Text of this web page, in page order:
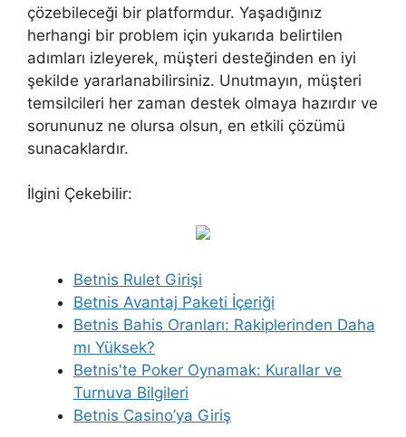
çözebileceği bir platformdur. Yaşadığınız
herhangi bir problem için yukarıda belirtilen
adımları izleyerek, müşteri desteğinden en iyi
şekilde yararlanabilirsiniz. Unutmayın, müşteri
temsilcileri her zaman destek olmaya hazırdır ve
sorununuz ne olursa olsun, en etkili çözümü
sunacaklardır.
İlgini Çekebilir:
Betnis Rulet Girişi
Betnis Avantaj Paketi İçeriği
Betnis Bahis Oranları: Rakiplerinden Daha
mı Yüksek?
Betnis'te Poker Oynamak: Kurallar ve
Turnuva Bilgileri
Betnis Casino’ya Giriş